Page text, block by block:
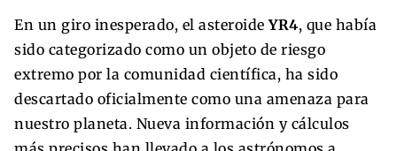
En un giro inesperado, el asteroideYR4, que había
sido categorizado como un objeto de riesgo
extremo por la comunidad científica, ha sido
descartado oficialmente como una amenaza para
nuestro planeta. Nueva información y cálculos